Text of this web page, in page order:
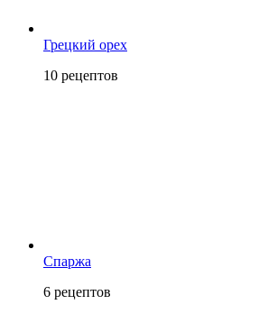
Грецкий орех
10 рецептов
Спаржа
6 рецептов